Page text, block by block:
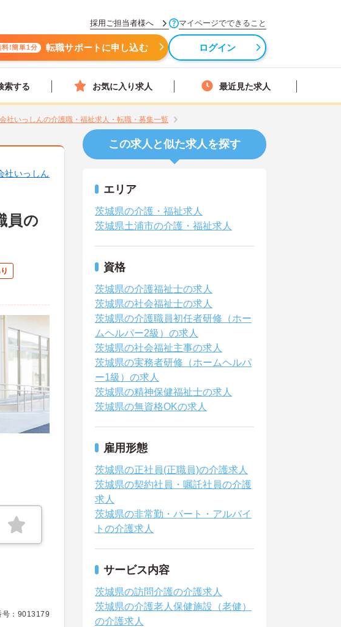
採用ご担当者様へ マイページでできること
料!簡単1分 転職サポートに申し込む ログイン
索する お気に入り求人 最近見た求人
社いっしんの介護職・福祉求人・転職・募集一覧
社いっしん
員の
号：9013179
この求人と似た求人を探す
エリア
茨城県の介護・福祉求人
茨城県土浦市の介護・福祉求人
資格
茨城県の介護福祉士の求人
茨城県の社会福祉士の求人
茨城県の介護職員初任者研修（ホー
ムヘルパー2級）の求人
茨城県の社会福祉主事の求人
茨城県の実務者研修（ホームヘルパ
ー1級）の求人
茨城県の精神保健福祉士の求人
茨城県の無資格OKの求人
雇用形態
茨城県の正社員(正職員)の介護求人
茨城県の契約社員・嘱託社員の介護
求人
茨城県の非常勤・パート・アルバイ
トの介護求人
サービス内容
茨城県の訪問介護の介護求人
茨城県の介護老人保健施設（老健）
の介護求人